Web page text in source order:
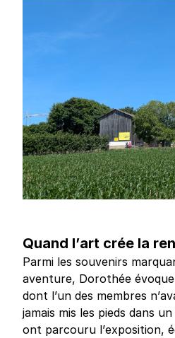
Quand l’art crée la
Parmi les souvenirs
aventure, Dorothée
dont l’un des membres
jamais mis les pieds dans
ont parcouru l’exposition,